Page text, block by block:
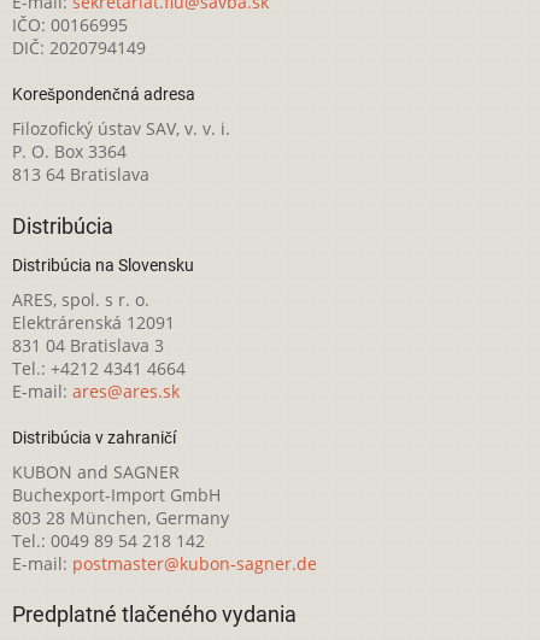
IČO: 00166995
DIČ: 2020794149
Korešpondenčná adresa
Filozofický ústav SAV, v. v. i.
P. O. Box 3364
813 64 Bratislava
Distribúcia
Distribúcia na Slovensku
ARES, spol. s r. o.
Elektrárenská 12091
831 04 Bratislava 3
Tel.: +4212 4341 4664
E-mail: ares@ares.sk
Distribúcia v zahraničí
KUBON and SAGNER
Buchexport-Import GmbH
803 28 München, Germany
Tel.: 0049 89 54 218 142
E-mail: postmaster@kubon-sagner.de
Predplatné tlačeného vydania